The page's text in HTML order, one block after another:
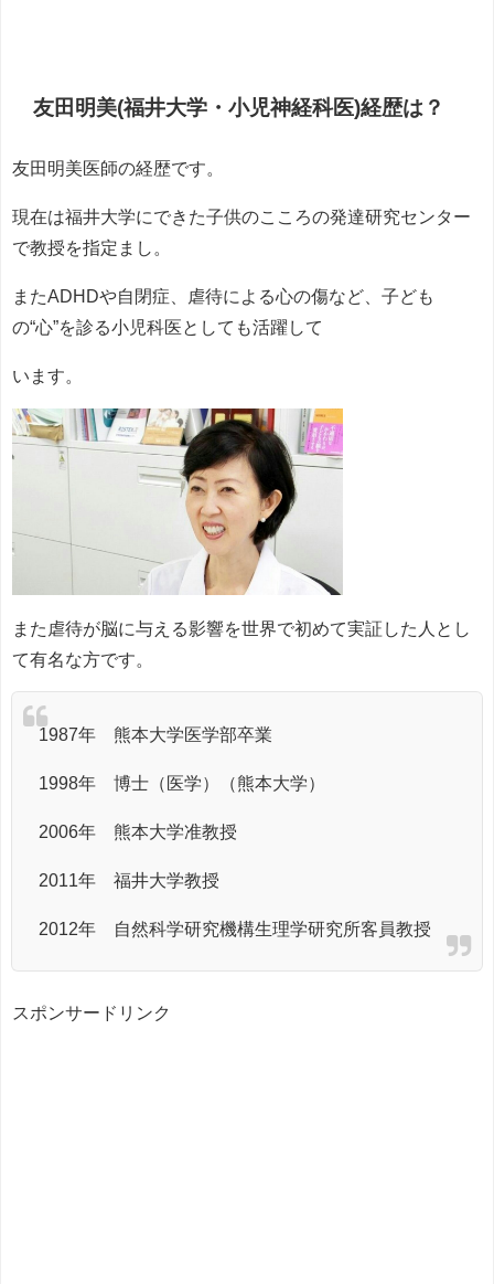
友田明美(福井大学・小児神経科医)経歴は？
友田明美医師の経歴です。
現在は福井大学にできた子供のこころの発達研究センター
で教授を指定まし。
またADHDや自閉症、虐待による心の傷など、子ども
の“心”を診る小児科医としても活躍して
います。
また虐待が脳に与える影響を世界で初めて実証した人とし
て有名な方です。
1987年 熊本大学医学部卒業
1998年 博士（医学）（熊本大学）
2006年 熊本大学准教授
2011年 福井大学教授
2012年 自然科学研究機構生理学研究所客員教授
スポンサードリンク